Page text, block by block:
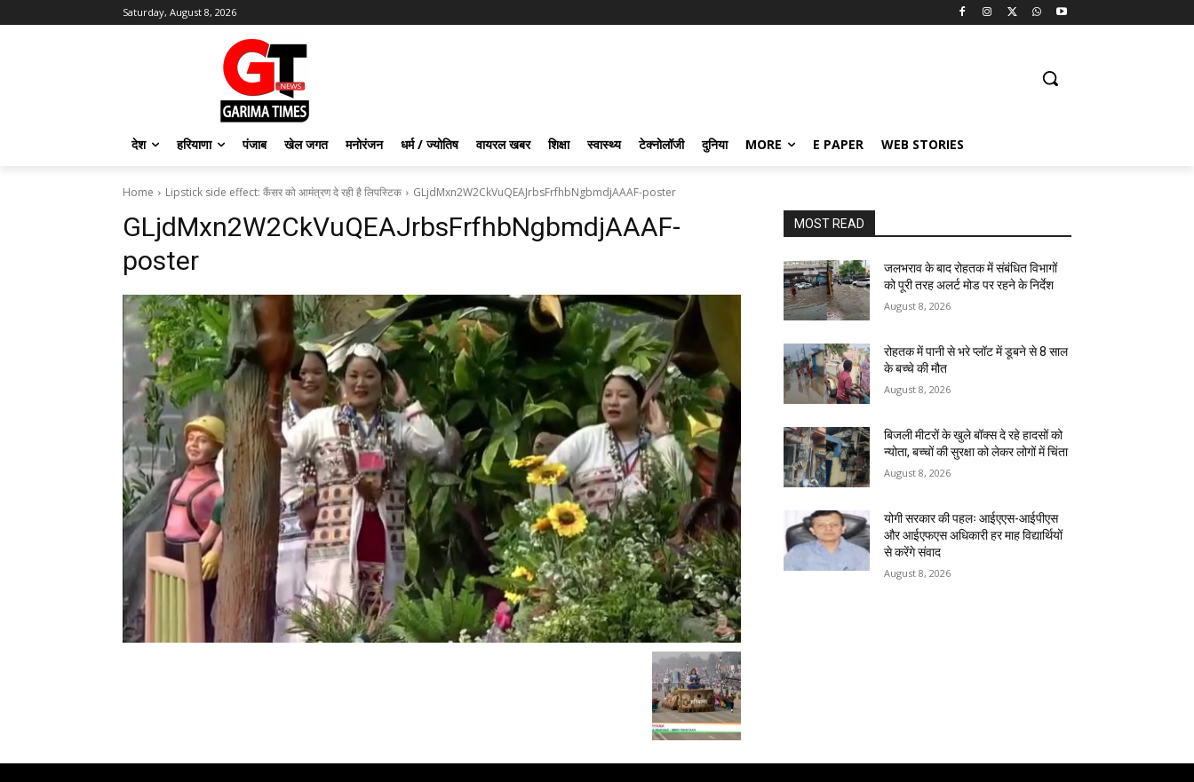
Saturday, August 8, 2026
देश हरियाणा पंजाब खेल जगत मनोरंजन धर्म / ज्योतिष वायरल खबर शिक्षा स्वास्थ्य टेक्नोलॉजी दुनिया MORE E PAPER WEB STORIES
Home Lipstick side effect: कैंसर को आमंत्रण दे रही है लिपस्टिक GLjdMxn2W2CkVuQEAJrbsFrfhbNgbmdjAAAF-poster
GLjdMxn2W2CkVuQEAJrbsFrfhbNgbmdjAAAF-
poster
MOST READ
जलभराव के बाद रोहतक में संबंधित विभागों
को पूरी तरह अलर्ट मोड पर रहने के निर्देश
August 8, 2026
रोहतक में पानी से भरे प्लॉट में डूबने से 8 साल
के बच्चे की मौत
August 8, 2026
बिजली मीटरों के खुले बॉक्स दे रहे हादसों को
न्योता, बच्चों की सुरक्षा को लेकर लोगों में चिंता
August 8, 2026
योगी सरकार की पहलः आईएएस-आईपीएस
और आईएफएस अधिकारी हर माह विद्यार्थियों
से करेंगे संवाद
August 8, 2026